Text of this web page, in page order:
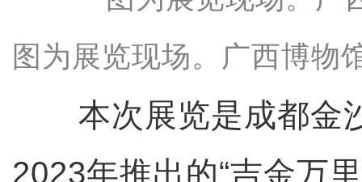
图为展览现场。广西博物
本次展览是成都金
2023年推出的“吉金